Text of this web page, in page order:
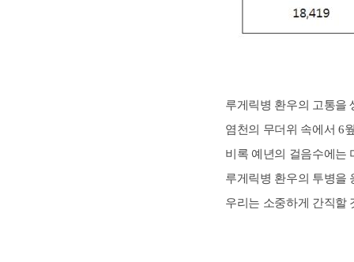
루게릭병 환우의 고통을
염천의 무더위 속에서 6
비록 예년의 걸음수에는
루게릭병 환우의 투병을
우리는 소중하게 간직할